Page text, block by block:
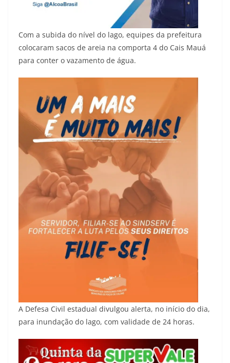
Com a subida do nível do lago, equipes da prefeitura
colocaram sacos de areia na comporta 4 do Cais Mauá
para conter o vazamento de água.
A Defesa Civil estadual divulgou alerta, no início do dia,
para inundação do lago, com validade de 24 horas.